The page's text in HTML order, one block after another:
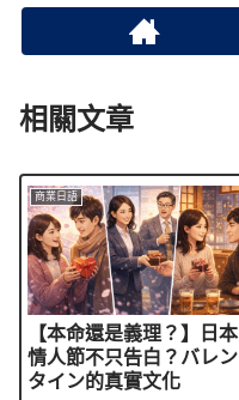
相關文章
商業日語
【本命還是義理？】日本
情人節不只告白？バレン
タイン的真實文化